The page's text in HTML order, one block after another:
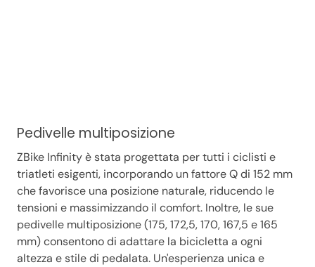
Pedivelle multiposizione
ZBike Infinity è stata progettata per tutti i ciclisti e
triatleti esigenti, incorporando un fattore Q di 152 mm
che favorisce una posizione naturale, riducendo le
tensioni e massimizzando il comfort. Inoltre, le sue
pedivelle multiposizione (175, 172,5, 170, 167,5 e 165
mm) consentono di adattare la bicicletta a ogni
altezza e stile di pedalata. Un'esperienza unica e